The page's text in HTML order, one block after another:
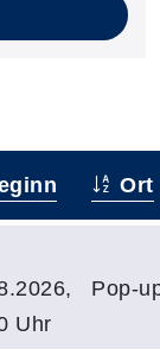
Ort
Uhr
Pop-